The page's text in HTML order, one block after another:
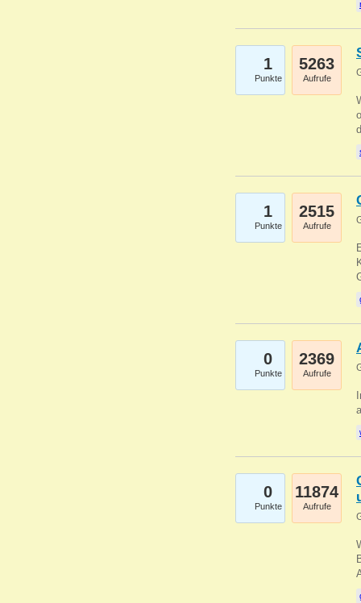
1
Punkte
5263
Aufrufe
1
Punkte
2515
Aufrufe
0
Punkte
2369
Aufrufe
0
Punkte
11874
Aufrufe